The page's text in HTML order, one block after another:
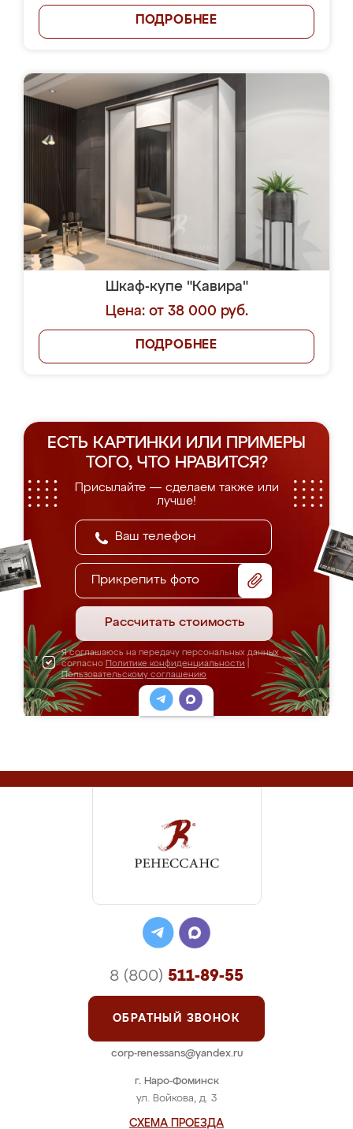
ПОДРОБНЕЕ
Шкаф-купе "Кавира"
Цена: от 38 000 руб.
ПОДРОБНЕЕ
ЕСТЬ КАРТИНКИ ИЛИ ПРИМЕРЫ
ТОГО, ЧТО НРАВИТСЯ?
Присылайте — сделаем также или
лучше!
Прикрепить фото
Рассчитать стоимость
Я соглашаюсь на передачу персональных данных
согласно Политике конфиденциальности
Пользовательскому соглашению
г. Наро-Фоминск
ул. Войкова, д. 3
СХЕМА ПРОЕЗДА
8 (800) 511-89-55
ОБРАТНЫЙ ЗВОНОК
corp-renessans@yandex.ru